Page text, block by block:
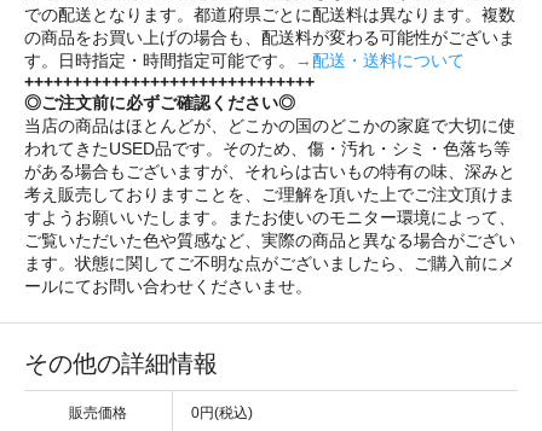
での配送となります。都道府県ごとに配送料は異なります。複数
の商品をお買い上げの場合も、配送料が変わる可能性がございま
す。日時指定・時間指定可能です。
→配送・送料について
++++++++++++++++++++++++++++++
◎ご注文前に必ずご確認ください◎
当店の商品はほとんどが、どこかの国のどこかの家庭で大切に使
われてきたUSED品です。そのため、傷・汚れ・シミ・色落ち等
がある場合もございますが、それらは古いもの特有の味、深みと
考え販売しておりますことを、ご理解を頂いた上でご注文頂けま
すようお願いいたします。またお使いのモニター環境によって、
ご覧いただいた色や質感など、実際の商品と異なる場合がござい
ます。状態に関してご不明な点がございましたら、ご購入前にメ
ールにてお問い合わせくださいませ。
その他の詳細情報
販売価格 0円(税込)